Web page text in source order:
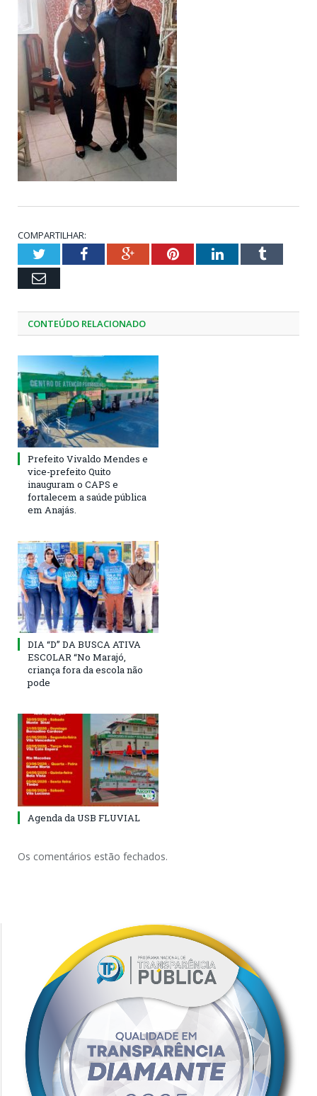
COMPARTILHAR:
TwitterFacebookGoogle+PinterestLinkedInTumblr
Email
CONTEÚDO RELACIONADO
Prefeito Vivaldo Mendes e
vice-prefeito Quito
inauguram o CAPS e
fortalecem a saúde pública
em Anajás.
DIA “D” DA BUSCA ATIVA
ESCOLAR “No Marajó,
criança fora da escola não
pode
Agenda da USB FLUVIAL
Os comentários estão fechados.